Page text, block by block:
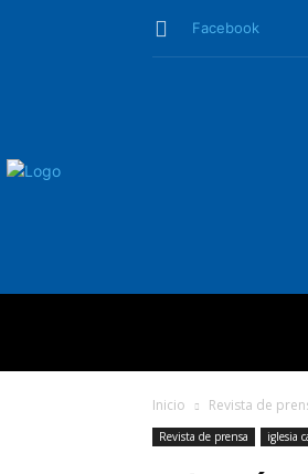
Facebook
Inicio Revista de
Revista de prensa iglesia